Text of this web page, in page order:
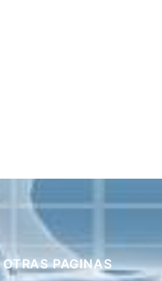
OTRAS PAGINAS